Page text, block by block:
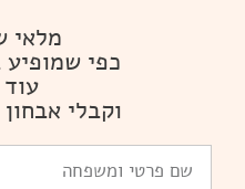
מלאי
כפי
וקבלי
פרטי